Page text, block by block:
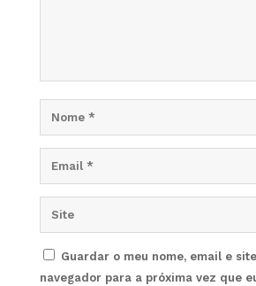
Guardar o meu nome, email e
navegador para a próxima vez que